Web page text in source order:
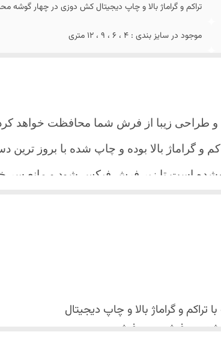
تراکم و گراماژ بالا و چاپ دیجیتال کش دوزی در چهار
موجود در سایز بندی : 4 ، 6 ، 9 ، 12 متری
طراحی زیبا از فرش شما محافظت خواهد
و گراماژ بالا بوده و چاپ شده با بروز
است تا زیر فرش فیکس شود و مانع
فقط به صورت جدا گانه شسته شود
نشود. (بهترین ماده شوینده رنگین شوی+
و گراماژ بالا و چاپ دیجیتال
روفرشی روی فرش